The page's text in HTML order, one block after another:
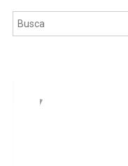
Pesquisar